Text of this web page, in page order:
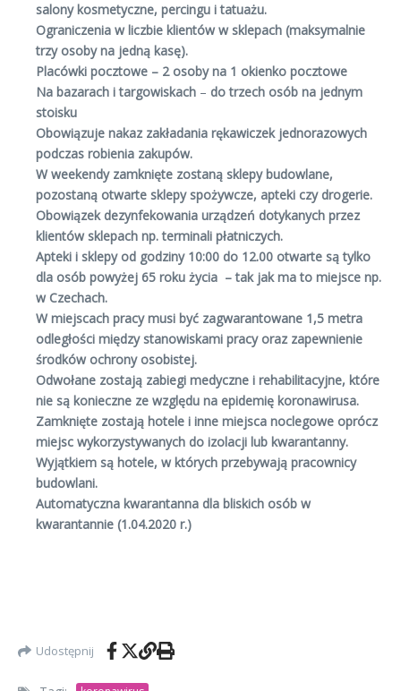
salony kosmetyczne, percingu i tatuażu.
Ograniczenia w liczbie klientów w sklepach (maksymalnie
trzy osoby na jedną kasę).
Placówki pocztowe – 2 osoby na 1 okienko pocztowe
Na bazarach i targowiskach – do trzech osób na jednym
stoisku
Obowiązuje nakaz zakładania rękawiczek jednorazowych
podczas robienia zakupów.
W weekendy zamknięte zostaną sklepy budowlane,
pozostaną otwarte sklepy spożywcze, apteki czy drogerie.
Obowiązek dezynfekowania urządzeń dotykanych przez
klientów sklepach np. terminali płatniczych.
Apteki i sklepy od godziny 10:00 do 12.00 otwarte są tylko
dla osób powyżej 65 roku życia – tak jak ma to miejsce np.
w Czechach.
W miejscach pracy musi być zagwarantowane 1,5 metra
odległości między stanowiskami pracy oraz zapewnienie
środków ochrony osobistej.
Odwołane zostają zabiegi medyczne i rehabilitacyjne, które
nie są konieczne ze względu na epidemię koronawirusa.
Zamknięte zostają hotele i inne miejsca noclegowe oprócz
miejsc wykorzystywanych do izolacji lub kwarantanny.
Wyjątkiem są hotele, w których przebywają pracownicy
budowlani.
Automatyczna kwarantanna dla bliskich osób w
kwarantannie (1.04.2020 r.)
Udostępnij